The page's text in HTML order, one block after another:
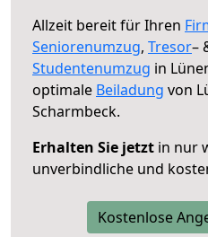
Allzeit bereit für Ihren
Seniorenumzug, Tresor–
Studentenumzug in
optimale Beiladung von
Scharmbeck.
Erhalten Sie jetzt in nur
unverbindliche und
Kostenlose